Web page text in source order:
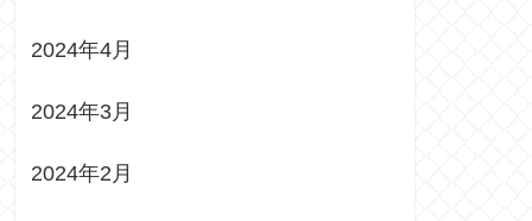
2024年4月
2024年3月
2024年2月